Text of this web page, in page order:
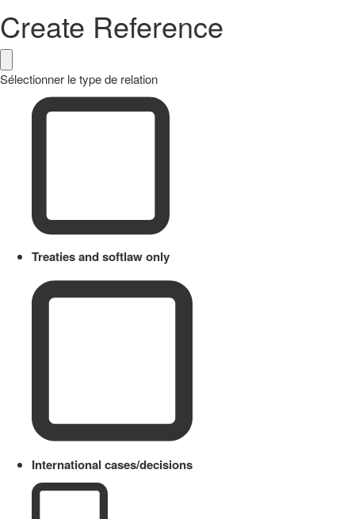
Create Reference
Sélectionner le type de relation
Treaties and softlaw only
International cases/decisions